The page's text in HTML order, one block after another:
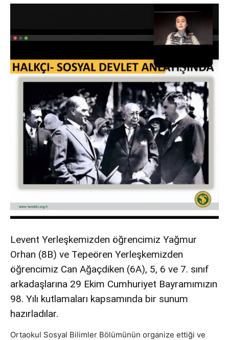
Levent Yerleşkemizden öğrencimiz Yağmur
Orhan (8B) ve Tepeören Yerleşkemizden
öğrencimiz Can Ağaçdiken (6A), 5, 6 ve 7. sınıf
arkadaşlarına 29 Ekim Cumhuriyet Bayramımızın
98. Yılı kutlamaları kapsamında bir sunum
hazırladılar.
Ortaokul Sosyal Bilimler Bölümünün organize ettiği ve